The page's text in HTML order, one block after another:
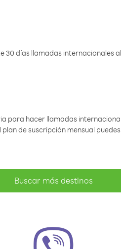
30 días llamadas internacionales
para hacer llamadas
de suscripción mensual
Buscar más destinos